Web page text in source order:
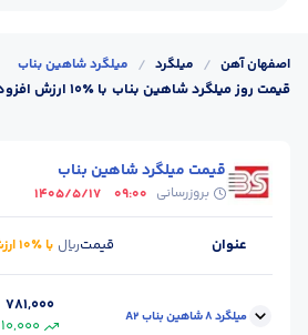
اصفهان آهن / میلگرد / میلگرد شاهین بناب
قیمت روز میلگرد شاهین بناب با ٪۱۰ ارزش افزوده
قیمت میلگرد شاهین بناب
بروزرسانی 09:00
1405/5/17
عنوان قیمتریال با ٪۱۰ ارزش افزوده
میلگرد 8 شاهین بناب A2
781,000
10,000